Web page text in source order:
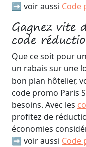
➡️ voir aussi Code
Gagnez vite
code
Que ce soit pour
un rabais sur une
bon plan hôtelier,
code promo Paris
besoins. Avec les
profitez de
économies
➡️ voir aussi Code